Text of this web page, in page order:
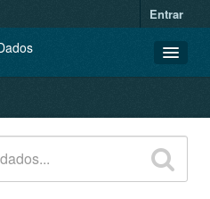
Entrar